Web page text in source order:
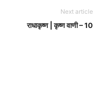
Next article
राधाकृष्ण | कृष्ण वाणी – 10